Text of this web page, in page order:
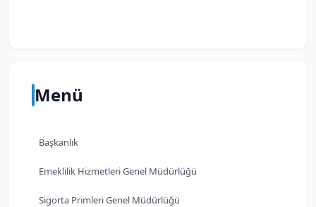
Menü
Başkanlık
Emeklilik Hizmetleri Genel Müdürlüğü
Sigorta Primleri Genel Müdürlüğü